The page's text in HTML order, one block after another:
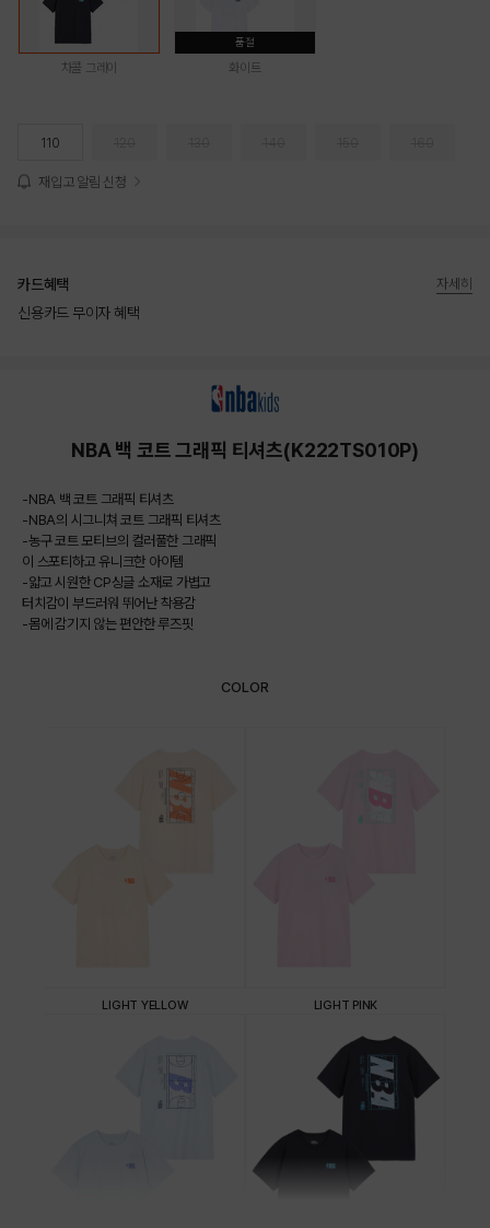
차콜 그레이
품절
화이트
110
재입고 알림 신청
카드혜택
신용카드 무이자 혜택
자세히
NBA 백 코트 그래픽 티셔츠(K222TS010P)
-NBA 백 코트 그래픽 티셔츠
-NBA의 시그니쳐 코트 그래픽 티셔츠
-농구 코트 모티브의 컬러풀한 그래픽
이 스포티하고 유니크한 아이템
-얇고 시원한 CP싱글 소재로 가볍고
터치감이 부드러워 뛰어난 착용감
-몸에 감기지 않는 편안한 루즈핏
COLOR
LIGHT YELLOW LIGHT PINK